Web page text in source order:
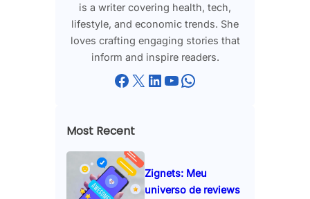
is a writer covering health, tech,
lifestyle, and economic trends. She
loves crafting engaging stories that
inform and inspire readers.
Facebook X LinkedIn YouTube WhatsApp
Most Recent
Zignets: Meu
universo de reviews